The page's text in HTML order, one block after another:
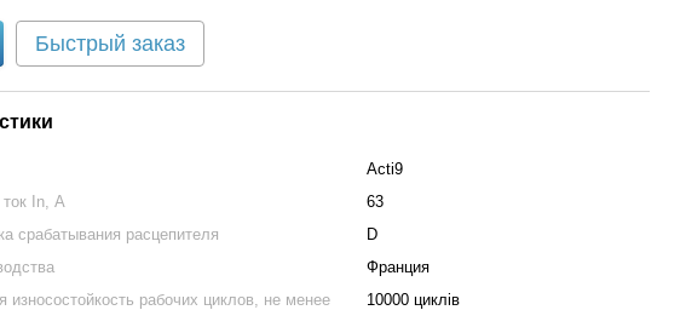
Быстрый заказ
Acti9
In, А
63
срабатывания расцепителя
D
Франция
износостойкость рабочих циклов, не менее
10000 циклів